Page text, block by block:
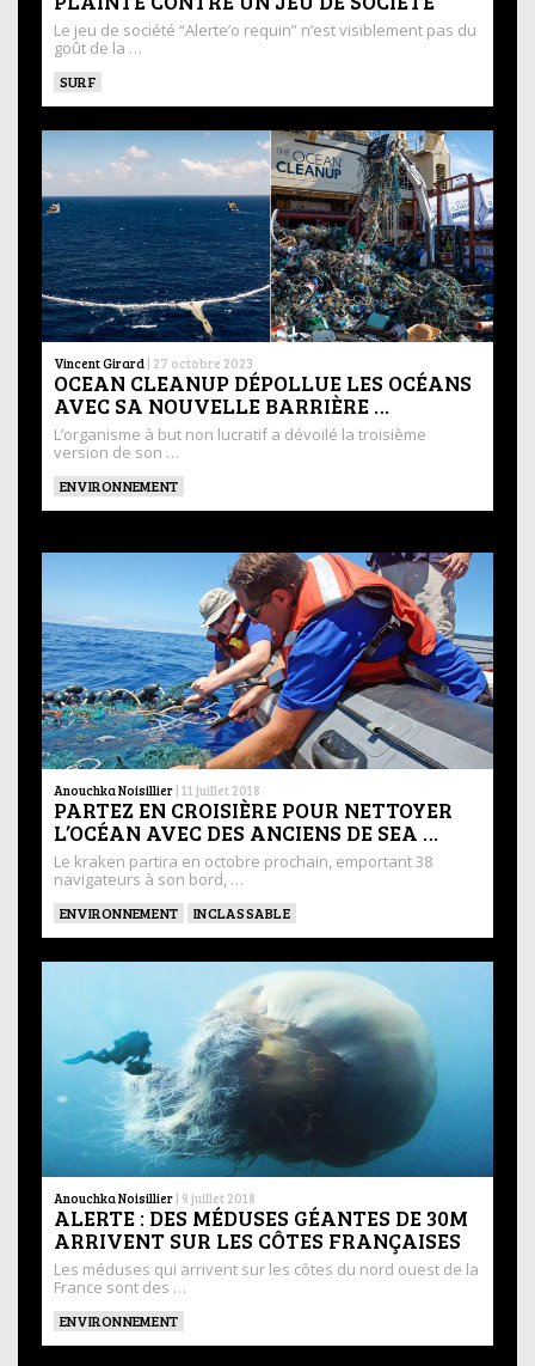
Le jeu de société “Alerte’o requin” n’est visiblement pas du
goût de la …
SURF
Vincent Girard | 27 octobre 2023
OCEAN CLEANUP DÉPOLLUE LES OCÉANS
AVEC SA NOUVELLE BARRIÈRE …
L’organisme à but non lucratif a dévoilé la troisième
version de son …
ENVIRONNEMENT
Anouchka Noisillier | 11 juillet 2018
PARTEZ EN CROISIÈRE POUR NETTOYER
L’OCÉAN AVEC DES ANCIENS DE SEA …
Le kraken partira en octobre prochain, emportant 38
navigateurs à son bord, …
ENVIRONNEMENT INCLASSABLE
Anouchka Noisillier | 9 juillet 2018
ALERTE : DES MÉDUSES GÉANTES DE 30M
ARRIVENT SUR LES CÔTES FRANÇAISES
Les méduses qui arrivent sur les côtes du nord ouest de la
France sont des …
ENVIRONNEMENT